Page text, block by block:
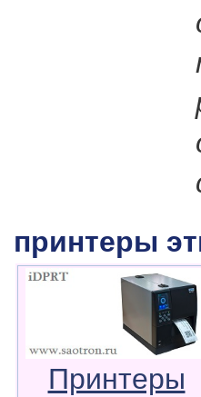
принтеры
Принтеры